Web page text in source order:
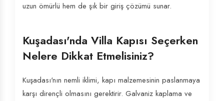
uzun ömürlü hem de şık bir giriş çözümü sunar.
Kuşadası'nda Villa Kapısı Seçerken
Nelere Dikkat Etmelisiniz?
Kuşadası'nın nemli iklimi, kapı malzemesinin paslanmaya
karşı dirençli olmasını gerektirir. Galvaniz kaplama ve